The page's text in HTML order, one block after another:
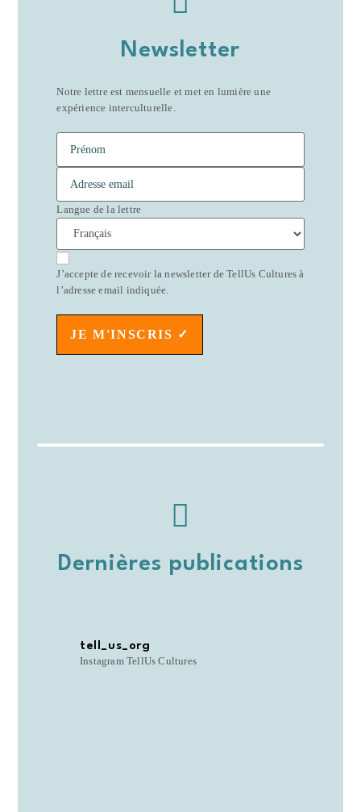
Newsletter
Notre lettre est mensuelle et met en lumière une
expérience interculturelle.
Langue de la lettre
J’accepte de recevoir la newsletter de TellUs Cultures à
l’adresse email indiquée.
JE M'INSCRIS ✓
Dernières publications
tell_us_org
Instagram TellUs Cultures